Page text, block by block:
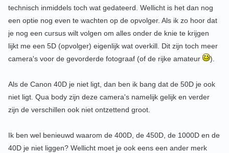
technisch inmiddels toch wat gedateerd. Wellicht is het dan nog
een optie nog even te wachten op de opvolger. Als ik zo hoor dat
je nog een cursus wilt volgen om alles onder de knie te krijgen
lijkt me een 5D (opvolger) eigenlijk wat overkill. Dit zijn toch meer
camera's voor de gevorderde fotograaf (of de rijke amateur
).
Als de Canon 40D je niet ligt, dan ben ik bang dat de 50D je ook
niet ligt. Qua body zijn deze camera's namelijk gelijk en verder
zijn de verschillen ook niet ontzettend groot.
Ik ben wel benieuwd waarom de 400D, de 450D, de 1000D en de
40D je niet liggen? Wellicht moet je ook eens een ander merk